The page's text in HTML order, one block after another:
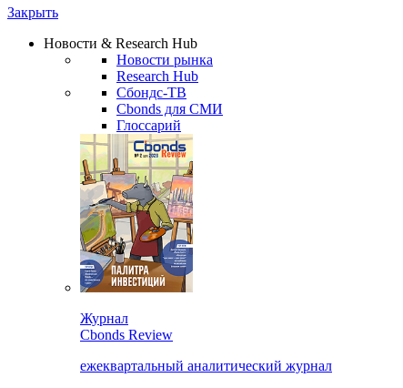
Закрыть
Новости & Research Hub
Новости рынка
Research Hub
Сбондс-ТВ
Cbonds для СМИ
Глоссарий
Журнал
Cbonds Review
ежеквартальный аналитический журнал